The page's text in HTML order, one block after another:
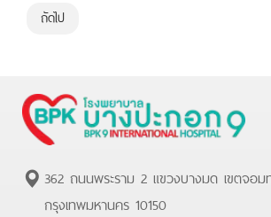
ถัดไป
362 ถนนพระราม 2 แขวงบางมด เขตจอม
กรุงเทพมหานคร 10150